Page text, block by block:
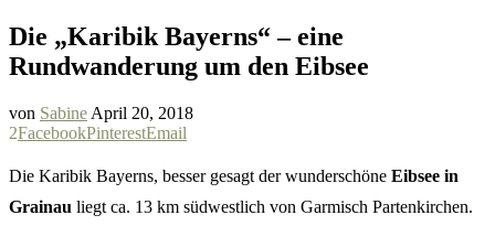
Die „Karibik Bayerns“ – eine
Rundwanderung um den Eibsee
von Sabine April 20, 2018
2FacebookPinterestEmail
Die Karibik Bayerns, besser gesagt der wunderschöne Eibsee in
Grainau liegt ca. 13 km südwestlich von Garmisch Partenkirchen.